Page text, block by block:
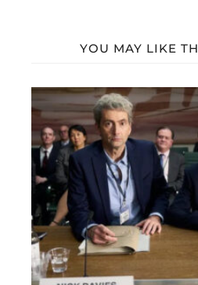
YOU MAY LIKE